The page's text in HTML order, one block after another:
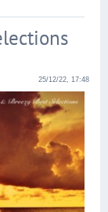
25/12/22, 17:48